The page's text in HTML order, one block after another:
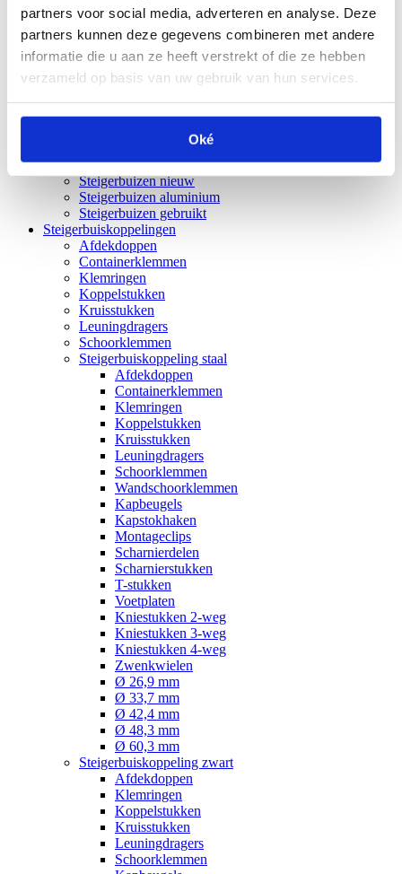
partners voor social media, adverteren en analyse. Deze
partners kunnen deze gegevens combineren met andere
informatie die u aan ze heeft verstrekt of die ze hebben
verzameld op basis van uw gebruik van hun services.
Oké
Gebruikt steigerhout
Brandhout
Nieuw steigerhout
Steigerhoutbeits
Steigerhoutolie
Steigerhoutschroeven
Steigerbuizen zwart
Steigerbuizen nieuw
Steigerbuizen aluminium
Steigerbuizen gebruikt
Steigerbuiskoppelingen
Afdekdoppen
Containerklemmen
Klemringen
Koppelstukken
Kruisstukken
Leuningdragers
Schoorklemmen
Steigerbuiskoppeling staal
Afdekdoppen
Containerklemmen
Klemringen
Koppelstukken
Kruisstukken
Leuningdragers
Schoorklemmen
Wandschoorklemmen
Kapbeugels
Kapstokhaken
Montageclips
Scharnierdelen
Scharnierstukken
T-stukken
Voetplaten
Kniestukken 2-weg
Kniestukken 3-weg
Kniestukken 4-weg
Zwenkwielen
Ø 26,9 mm
Ø 33,7 mm
Ø 42,4 mm
Ø 48,3 mm
Ø 60,3 mm
Steigerbuiskoppeling zwart
Afdekdoppen
Klemringen
Koppelstukken
Kruisstukken
Leuningdragers
Schoorklemmen